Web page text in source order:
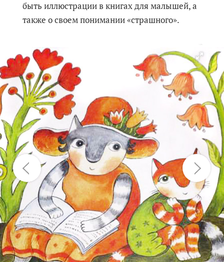
быть иллюстрации в книгах для малышей, а
также о своем понимании «страшного».